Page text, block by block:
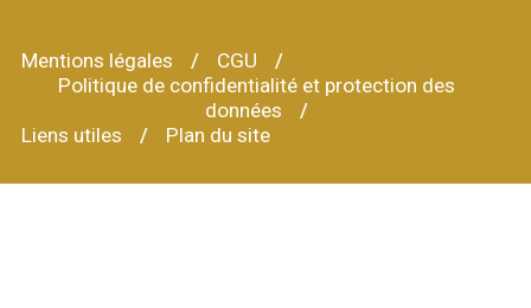
Mentions légales
CGU
Politique de confidentialité et protection des
données
Liens utiles
Plan du site